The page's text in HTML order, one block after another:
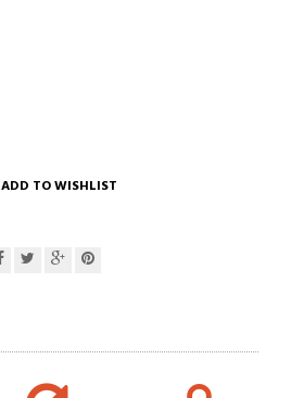
ADD TO WISHLIST